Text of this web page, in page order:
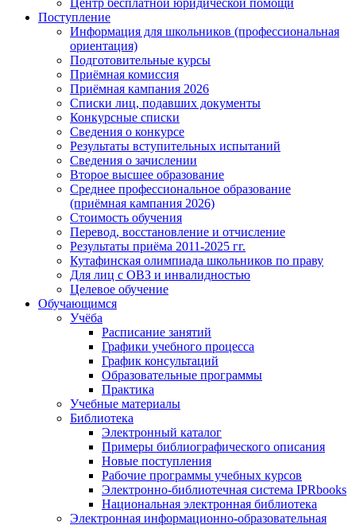
Центр бесплатной юридической помощи
Поступление
Информация для школьников (профессиональная
ориентация)
Подготовительные курсы
Приёмная комиссия
Приёмная кампания 2026
Списки лиц, подавших документы
Конкурсные списки
Сведения о конкурсе
Результаты вступительных испытаний
Сведения о зачислении
Второе высшее образование
Среднее профессиональное образование
(приёмная кампания 2026)
Стоимость обучения
Перевод, восстановление и отчисление
Результаты приёма 2011-2025 гг.
Кутафинская олимпиада школьников по праву
Для лиц с ОВЗ и инвалидностью
Целевое обучение
Обучающимся
Учёба
Расписание занятий
Графики учебного процесса
График консультаций
Образовательные программы
Практика
Учебные материалы
Библиотека
Электронный каталог
Примеры библиографического описания
Новые поступления
Рабочие программы учебных курсов
Электронно-библиотечная система IPRbooks
Национальная электронная библиотека
Электронная информационно-образовательная